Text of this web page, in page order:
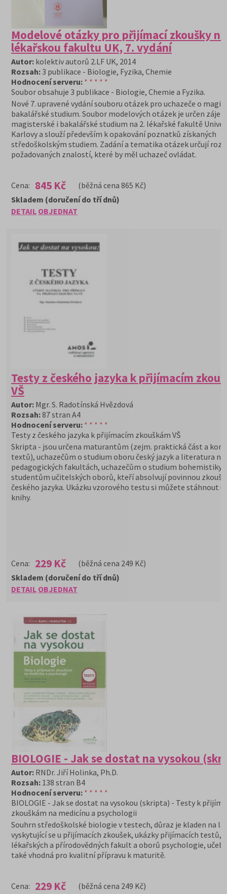
Modelové otázky pro přijímací zkoušky
lékařskou fakultu UK, 7. vydání
Autor: kolektiv autorů 2.LF UK, 2014
Rozsah: 3 publikace - Biologie, Fyzika, Chemie
Hodnocení serveru: * * * * *
Soubor obsahuje 3 publikace - Biologie, Chemie a Fyzika.
Nové 7. upravené vydání souboru otázek pro uchazeče o
bakalářské studium. Soubor modelových otázek je určen
magisterské i bakalářské studium na 2. lékařské fakultě
Karlovy a slouží především k opakování poznatků získaných
středoškolským studiem. Zadání a tematika otázek určují
požadovaných znalostí, které by měl uchazeč ovládat.
Cena: 845 Kč (běžná cena 865 Kč)
DETAIL OBJEDNAT
Skladem (doručení do tří dnů)
Testy z českého jazyka k přijímacím
VŠ
Autor: Mgr. S. Radotínská Hvězdová
Rozsah:87 stran A4
Hodnocení serveru: * * * * *
Testy z českého jazyka k přijímacím zkouškám VŠ
Skripta - jsou určena maturantům (zejm. praktická část a
textů), uchazečům o studium oboru český jazyk a literatura na
pedagogických fakultách, uchazečům o studium bohemistiky a
studentům učitelských oborů, kteří absolvují povinnou
českého jazyka. Ukázku vzorového testu si můžete stáhnout
knihy.
Cena: 229 Kč (běžná cena 249 Kč)
DETAIL OBJEDNAT
Skladem (doručení do tří dnů)
BIOLOGIE - Jak se dostat na vysokou
Autor: RNDr. Jiří Holinka, Ph.D.
Rozsah: 138 stran B4
Hodnocení serveru: * * * * *
BIOLOGIE - Jak se dostat na vysokou (skripta) - Testy k
zkouškám na medicínu a psychologii
Souhrn středoškolské biologie v testech, důraz je kladen na
vyskytující se u přijímacích zkoušek, ukázky přijímacích testů,
lékařských a přírodovědných fakult a oborů psychologie,
také vhodná pro kvalitní přípravu k maturitě.
Cena: 229 Kč (běžná cena 249 Kč)